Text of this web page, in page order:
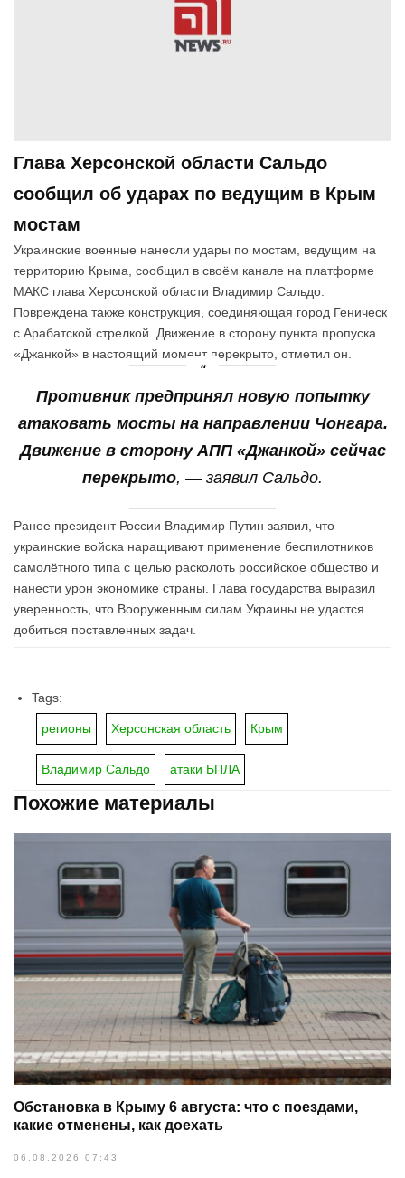
Глава Херсонской области Сальдо
сообщил об ударах по ведущим в Крым
мостам
Украинские военные нанесли удары по мостам, ведущим на
территорию Крыма, сообщил в своём канале на платформе
МАКС глава Херсонской области Владимир Сальдо.
Повреждена также конструкция, соединяющая город Геническ
с Арабатской стрелкой. Движение в сторону пункта пропуска
«Джанкой» в настоящий момент перекрыто, отметил он.
Противник предпринял новую попытку
атаковать мосты на направлении Чонгара.
Движение в сторону АПП «Джанкой» сейчас
перекрыто, — заявил Сальдо.
Ранее президент России Владимир Путин заявил, что
украинские войска наращивают применение беспилотников
самолётного типа с целью расколоть российское общество и
нанести урон экономике страны. Глава государства выразил
уверенность, что Вооруженным силам Украины не удастся
добиться поставленных задач.
Tags:
регионы Херсонская область Крым
Владимир Сальдо атаки БПЛА
Похожие материалы
Обстановка в Крыму 6 августа: что с поездами,
какие отменены, как доехать
06.08.2026 07:43